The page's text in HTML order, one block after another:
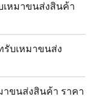
หมาขนส่งสินค้า
บเหมาขนส่ง
ขนส่งสินค้า ราคา